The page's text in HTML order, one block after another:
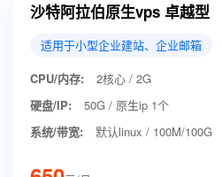
沙特阿拉伯原生vps 卓越型
适用于小型企业建站、企业邮箱
CPU/内存:
2核心 / 2G
硬盘/IP:
50G / 原生ip 1个
系统/带宽:
默认linux / 100M/100G